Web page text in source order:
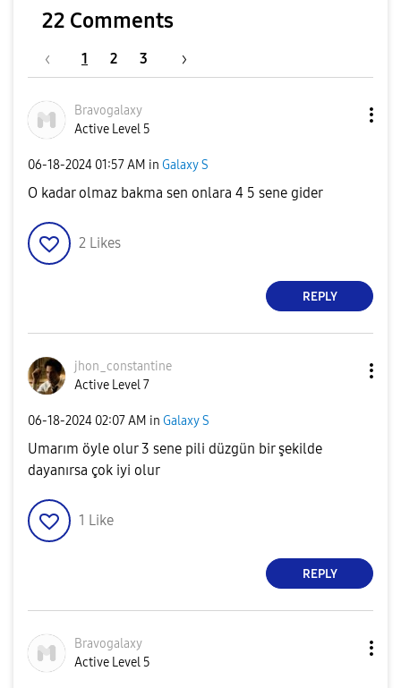
22 Comments
1 2 3
Bravogalaxy
Active Level 5
‎06-18-2024 01:57 AM in Galaxy S
O kadar olmaz bakma sen onlara 4 5 sene gider
2 Likes
REPLY
jhon_constantine
Active Level 7
‎06-18-2024 02:07 AM in Galaxy S
Umarım öyle olur 3 sene pili düzgün bir şekilde
dayanırsa çok iyi olur
1 Like
REPLY
Bravogalaxy
Active Level 5